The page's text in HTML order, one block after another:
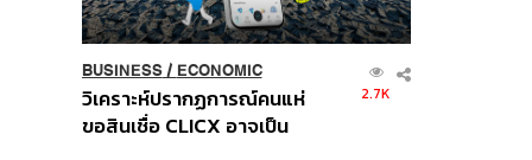
BUSINESS/ ECONOMIC
วิเคราะห์ปรากฏการณ์คนแห่
ขอสินเชื่อ CLICX อาจเป็น
2.7K